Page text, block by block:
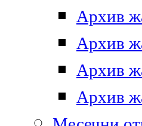
Архив
Архив
Архив
Архив